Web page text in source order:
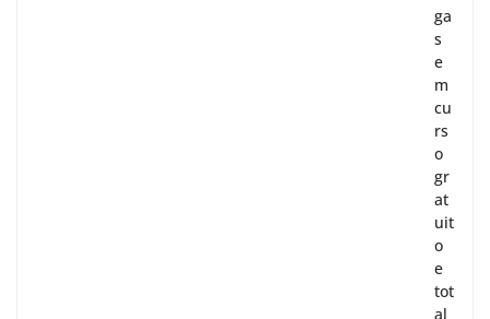
ga
s
e
m
cu
rs
o
gr
at
uit
o
e
tot
al